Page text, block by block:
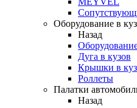
Оборудование в
Назад
Дуга в кузов
Крышки в
Роллеты
Палатки
Назад